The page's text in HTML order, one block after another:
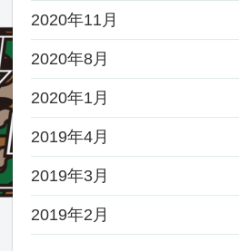
2020年11月
2020年8月
2020年1月
2019年4月
2019年3月
2019年2月